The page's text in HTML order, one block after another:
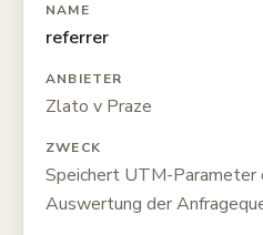
NAME
referrer
ANBIETER
Zlato v Praze
ZWECK
Speichert UTM-Parameter
Auswertung der